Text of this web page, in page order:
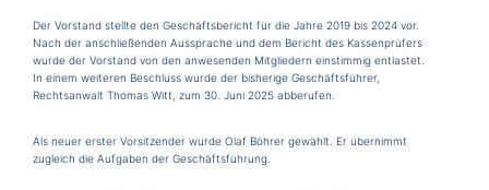
Der Vorstand stellte den Geschäftsbericht für die Jahre 2019 bis 2024 vor.
Nach der anschließenden Aussprache und dem Bericht des Kassenprüfers
wurde der Vorstand von den anwesenden Mitgliedern einstimmig entlastet.
In einem weiteren Beschluss wurde der bisherige Geschäftsführer,
Rechtsanwalt Thomas Witt, zum 30. Juni 2025 abberufen.
Als neuer erster Vorsitzender wurde Olaf Böhrer gewählt. Er übernimmt
zugleich die Aufgaben der Geschäftsführung.